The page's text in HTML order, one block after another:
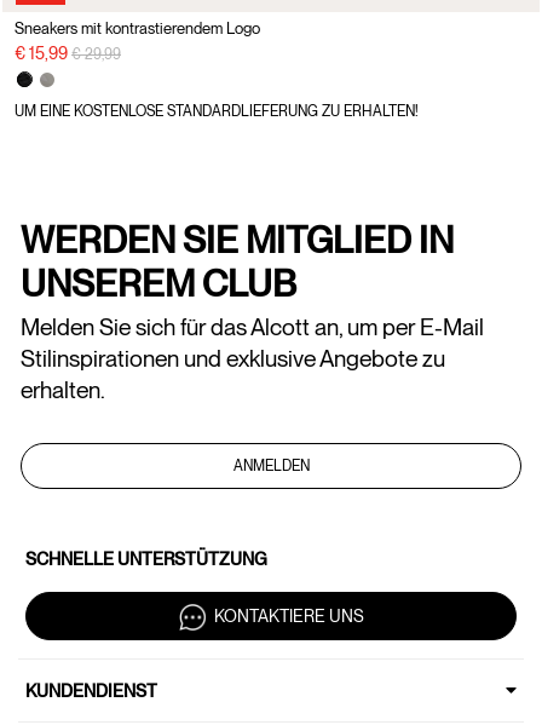
Sneakers mit kontrastierendem Logo
€ 15,99 Preisreduzierung von
€ 29,99auf
UM EINE KOSTENLOSE STANDARDLIEFERUNG ZU ERHALTEN!
WERDEN SIE MITGLIED IN
UNSEREM CLUB
Melden Sie sich für das Alcott an, um per E-Mail
Stilinspirationen und exklusive Angebote zu
erhalten.
ANMELDEN
SCHNELLE UNTERSTÜTZUNG
KONTAKTIERE UNS
KUNDENDIENST